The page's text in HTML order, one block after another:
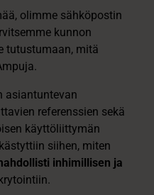
olimme sähköpostin
kunnon
tutustumaan, mitä
asiantuntevan
referenssien sekä
käyttöliittymän
siihen, miten
inhimillisen ja